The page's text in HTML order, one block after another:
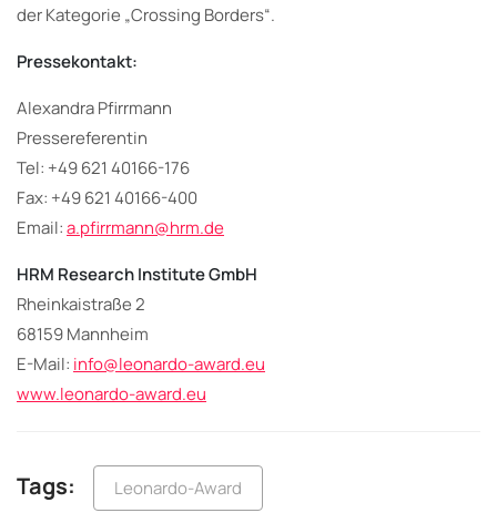
der Kategorie „Crossing Borders“.
Pressekontakt:
Alexandra Pfirrmann
Pressereferentin
Tel: +49 621 40166-176
Fax: +49 621 40166-400
Email:a.pfirrmann@hrm.de
HRM Research Institute GmbH
Rheinkaistraße 2
68159 Mannheim
E-Mail: info@leonardo-award.eu
www.leonardo-award.eu
Tags: Leonardo-Award